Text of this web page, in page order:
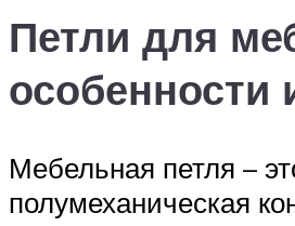
Петли для
особенности
Мебельная петля –
полумеханическая